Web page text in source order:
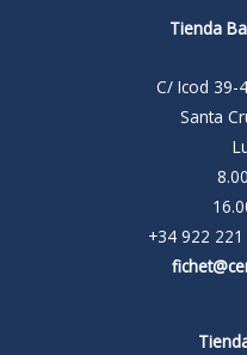
Tienda
C/ Icod 39-
Santa
+34 922